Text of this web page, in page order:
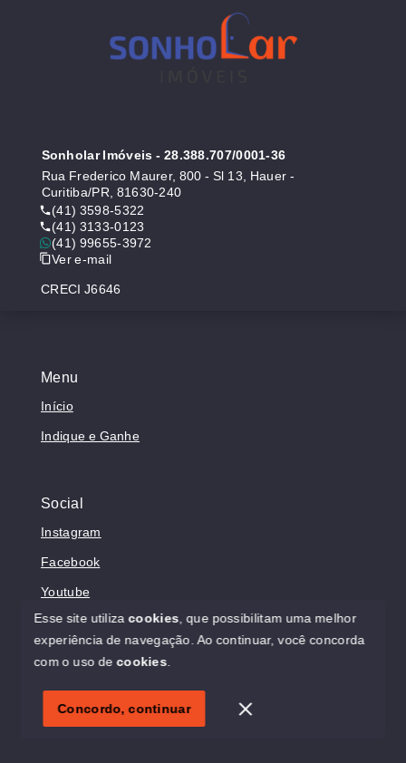
Menu
Início
Indique e Ganhe
Social
Instagram
Facebook
Youtube
© Copyright 2026 - Sonholar Imóveis - Todos os direitos
SITE PARA IMOBILIARIA
Sonholar Imóveis - 28.388.707/0001-36
Rua Frederico Maurer, 800 - Sl 13, Hauer -
Curitiba/PR, 81630-240
(41) 3598-5322
(41) 3133-0123
(41) 99655-3972
Ver e-mail
CRECI J6646
Esse site utilizacookies , que possibilitam uma melhor
experiência de navegação. Ao continuar, você concorda
com o uso decookies
Concordo, continuar